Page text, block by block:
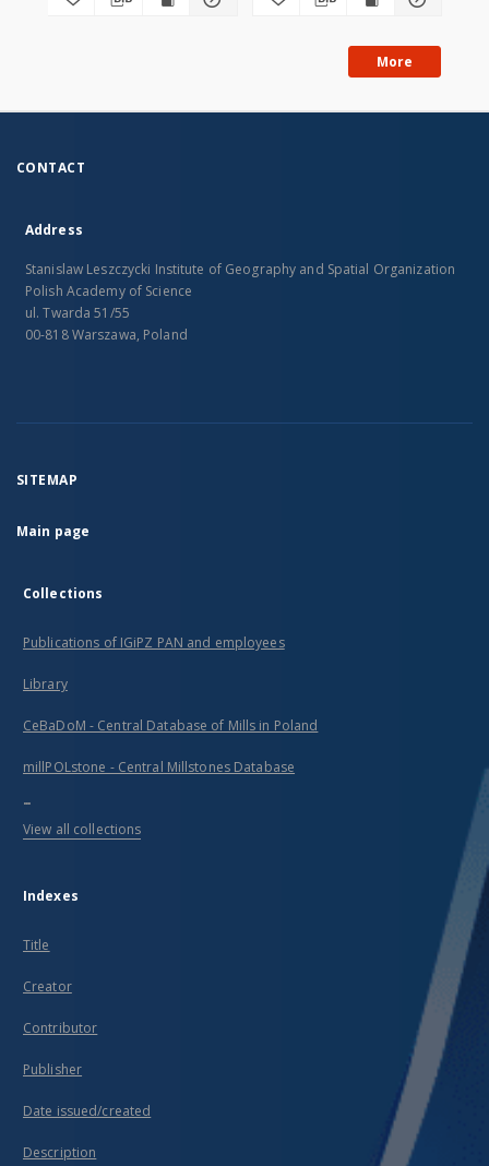
More
CONTACT
Address
Stanislaw Leszczycki Institute of Geography and Spatial Organization
Polish Academy of Science
ul. Twarda 51/55
00-818 Warszawa, Poland
SITEMAP
Main page
Collections
Publications of IGiPZ PAN and employees
Library
CeBaDoM - Central Database of Mills in Poland
millPOLstone - Central Millstones Database
...
View all collections
Indexes
Title
Creator
Contributor
Publisher
Date issued/created
Description